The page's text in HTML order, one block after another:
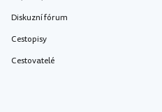
Diskuzní fórum
Cestopisy
Cestovatelé